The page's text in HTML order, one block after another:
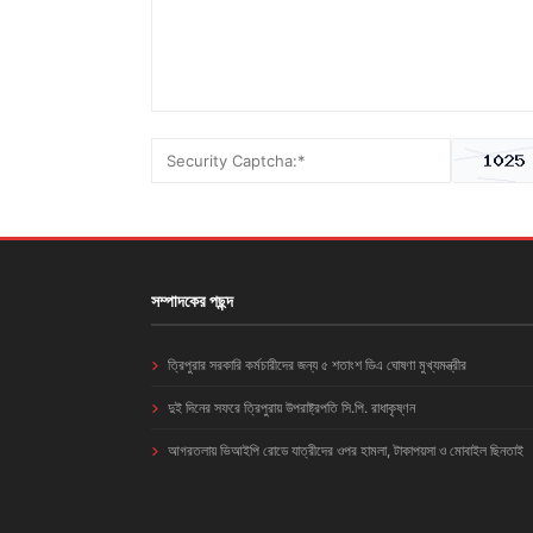
সম্পাদকের পছন্দ
ত্রিপুরার সরকারি কর্মচারীদের জন্য ৫ শতাংশ ডিএ ঘোষণা মুখ্যমন্ত্রীর
দুই দিনের সফরে ত্রিপুরায় উপরাষ্ট্রপতি সি.পি. রাধাকৃষ্ণন
আগরতলায় ভিআইপি রোডে যাত্রীদের ওপর হামলা, টাকাপয়সা ও মোবাইল ছিনতাই